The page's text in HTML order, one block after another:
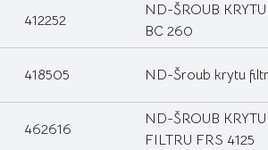
412252
ND-ŠROUB KRYTU
BC 260
418505 ND-Šroub krytu
462616
ND-ŠROUB KRYTU
FILTRU FRS 4125